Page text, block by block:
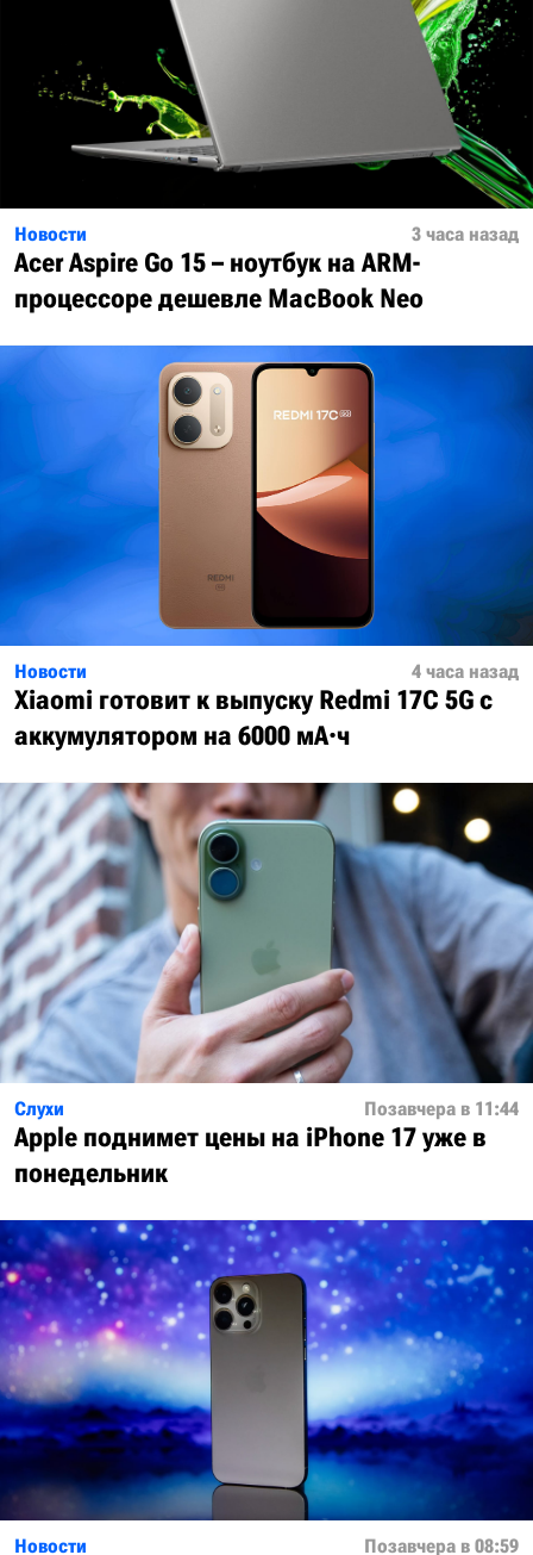
Новости 3 часа назад
Acer Aspire Go 15 – ноутбук на ARM-
процессоре дешевле MacBook Neo
Новости 4 часа назад
Xiaomi готовит к выпуску Redmi 17C 5G с
аккумулятором на 6000 мА·ч
Слухи Позавчера в 11:44
Apple поднимет цены на iPhone 17 уже в
понедельник
Новости Позавчера в 08:59